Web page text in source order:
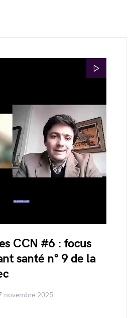
CCN #6 : focus
santé n° 9 de la
novembre 2025